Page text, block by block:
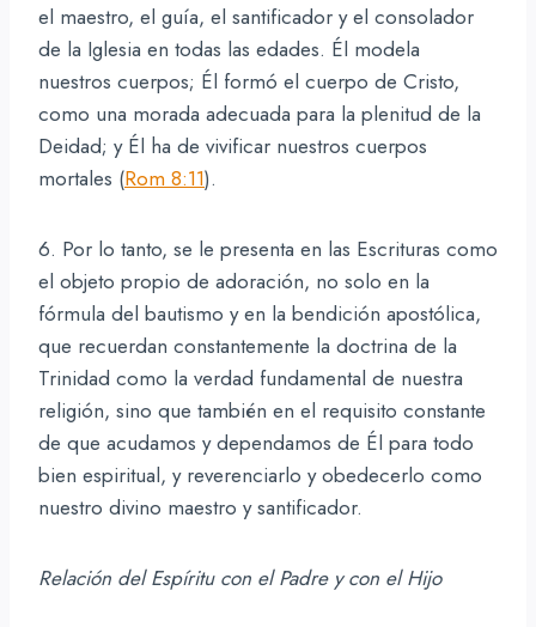
el maestro, el guía, el santificador y el consolador
de la Iglesia en todas las edades. Él modela
nuestros cuerpos; Él formó el cuerpo de Cristo,
como una morada adecuada para la plenitud de la
Deidad; y Él ha de vivificar nuestros cuerpos
mortales (Rom 8:11).
6. Por lo tanto, se le presenta en las Escrituras como
el objeto propio de adoración, no solo en la
fórmula del bautismo y en la bendición apostólica,
que recuerdan constantemente la doctrina de la
Trinidad como la verdad fundamental de nuestra
religión, sino que también en el requisito constante
de que acudamos y dependamos de Él para todo
bien espiritual, y reverenciarlo y obedecerlo como
nuestro divino maestro y santificador.
Relación del Espíritu con el Padre y con el Hijo